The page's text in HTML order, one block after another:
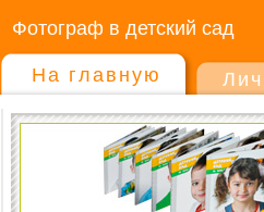
Фотограф в детский сад
На главную